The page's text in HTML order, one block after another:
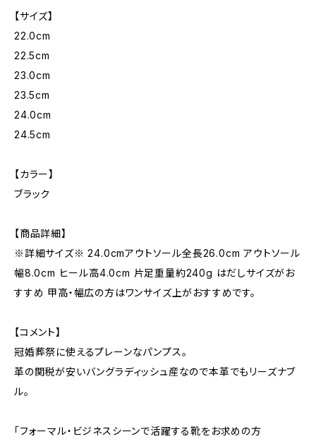
【サイズ】
22.0cm
22.5cm
23.0cm
23.5cm
24.0cm
24.5cm
【カラー】
ブラック
【商品詳細】
※詳細サイズ※ 24.0cmアウトソール全長26.0cm アウトソール
幅8.0cm ヒール高4.0cm 片足重量約240g はだしサイズがお
すすめ 甲高・幅広の方はワンサイズ上がおすすめです。
【コメント】
冠婚葬祭に使えるプレーンなパンプス。
革の関税が安いバングラディッシュ産なので本革でもリーズナブ
ル。
「フォーマル・ビジネスシーンで活躍する靴をお求めの方